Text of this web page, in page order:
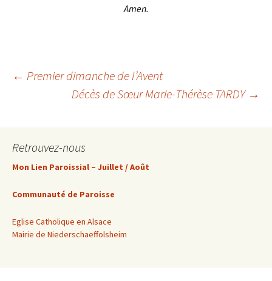
Amen.
Navigation
articles
← Premier dimanche de l’Avent
Décès de Sœur Marie-Thérèse TARDY →
Retrouvez-nous
Mon Lien Paroissial – Juillet / Août
Communauté de Paroisse
Eglise Catholique en Alsace
Mairie de Niederschaeffolsheim